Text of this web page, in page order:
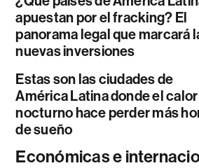
apuestan por el fracking? El
panorama legal que marcará
nuevas inversiones
Estas son las ciudades de
América Latina donde el calor
nocturno hace perder más
de sueño
Económicas e